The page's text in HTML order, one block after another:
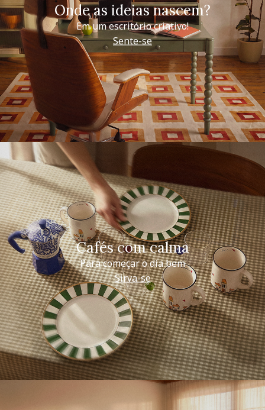
Onde as ideias nascem?
Em um escritório criativo!
Sente-se
Cafés com calma
Para começar o dia bem
Sirva-se